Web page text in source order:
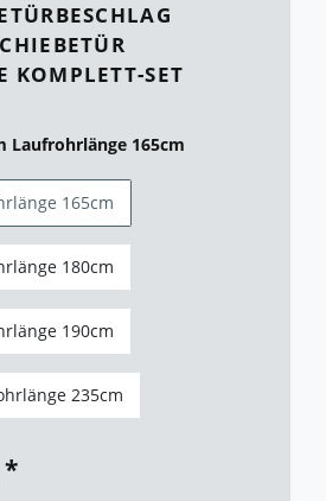
KOMPLETT-SET
Laufrohrlänge 165cm
165cm
180cm
190cm
235cm
*